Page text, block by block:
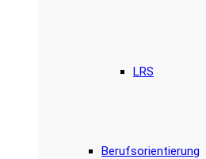
LRS
Berufsorientierung